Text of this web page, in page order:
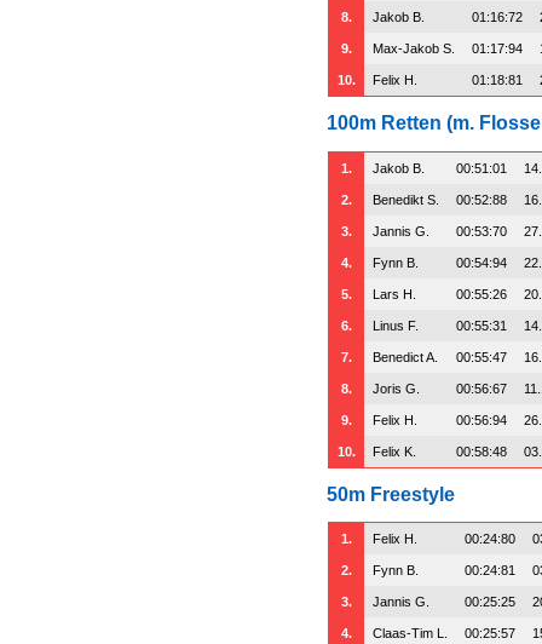
8. Jakob B. 01:16:72
9. Max-Jakob S. 01:17:94
10. Felix H. 01:18:81
100m Retten (m.
1. Jakob B. 00:51:01
2. Benedikt S. 00:52:88
3. Jannis G. 00:53:70
4. Fynn B. 00:54:94
5. Lars H. 00:55:26
6. Linus F. 00:55:31
7. Benedict A. 00:55:47
8. Joris G. 00:56:67
9. Felix H. 00:56:94
10. Felix K. 00:58:48
50m Freestyle
1. Felix H. 00:24:80
2. Fynn B. 00:24:81
3. Jannis G. 00:25:25
4. Claas-Tim L. 00:25:57